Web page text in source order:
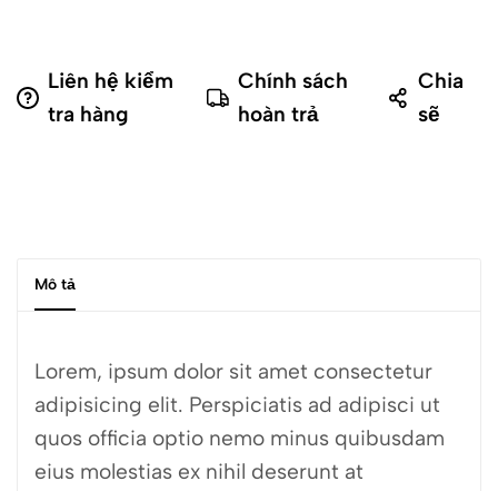
Liên hệ kiểm
tra hàng
Chính sách
hoàn trả
Chia
sẽ
Mô tả
Lorem, ipsum dolor sit amet consectetur
adipisicing elit. Perspiciatis ad adipisci ut
quos officia optio nemo minus quibusdam
eius molestias ex nihil deserunt at